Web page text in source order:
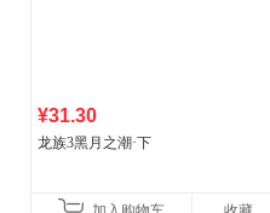
¥31.30
龙族3黑月之潮·下